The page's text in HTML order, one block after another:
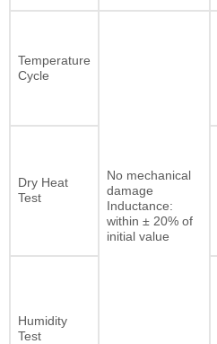
Temperature
Cycle
No mechanical
damage
Inductance:
within ± 20% of
initial value
Dry Heat
Test
Humidity
Test